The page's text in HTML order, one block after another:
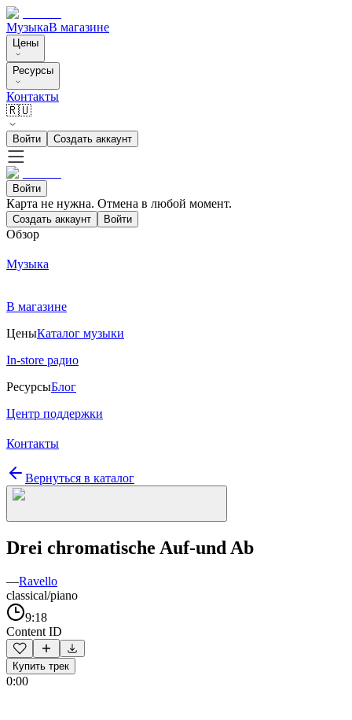
МузыкаВ магазине
Цены
Ресурсы
Контакты
🇷🇺
Войти Создать аккаунт
Войти
Карта не нужна. Отмена в любой момент.
Создать аккаунт Войти
Обзор
Музыка
В магазине
ЦеныКаталог музыки
In-store радио
РесурсыБлог
Центр поддержки
Контакты
Вернуться в каталог
Drei chromatische Auf-und Ab
—Ravello
classical/piano
9:18
Content ID
Купить трек
0:00